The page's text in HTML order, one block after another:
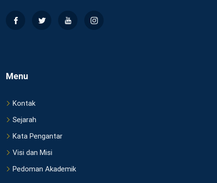
Menu
Kontak
Sejarah
Kata Pengantar
Visi dan Misi
Pedoman Akademik